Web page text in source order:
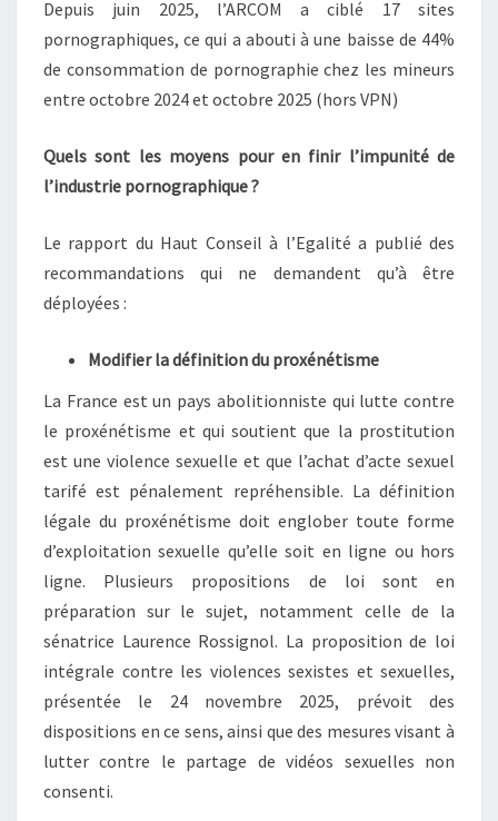
Depuis juin 2025, l’ARCOM a ciblé 17 sites
pornographiques, ce qui a abouti à une baisse de 44%
de consommation de pornographie chez les mineurs
entre octobre 2024 et octobre 2025 (hors VPN)
Quels sont les moyens pour en finir l’impunité de
l’industrie pornographique ?
Le rapport du Haut Conseil à l’Egalité a publié des
recommandations qui ne demandent qu’à être
déployées :
Modifier la définition du proxénétisme
La France est un pays abolitionniste qui lutte contre
le proxénétisme et qui soutient que la prostitution
est une violence sexuelle et que l’achat d’acte sexuel
tarifé est pénalement repréhensible. La définition
légale du proxénétisme doit englober toute forme
d’exploitation sexuelle qu’elle soit en ligne ou hors
ligne. Plusieurs propositions de loi sont en
préparation sur le sujet, notamment celle de la
sénatrice Laurence Rossignol. La proposition de loi
intégrale contre les violences sexistes et sexuelles,
présentée le 24 novembre 2025, prévoit des
dispositions en ce sens, ainsi que des mesures visant à
lutter contre le partage de vidéos sexuelles non
consenti.